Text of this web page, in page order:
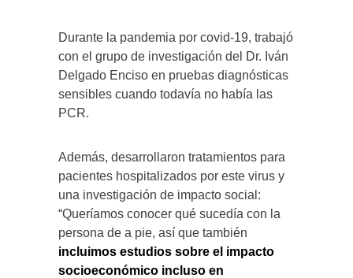
Durante la pandemia por covid-19, trabajó
con el grupo de investigación del Dr. Iván
Delgado Enciso en pruebas diagnósticas
sensibles cuando todavía no había las
PCR.
Además, desarrollaron tratamientos para
pacientes hospitalizados por este virus y
una investigación de impacto social:
“Queríamos conocer qué sucedía con la
persona de a pie, así que también
incluimos estudios sobre el impacto
socioeconómico incluso en